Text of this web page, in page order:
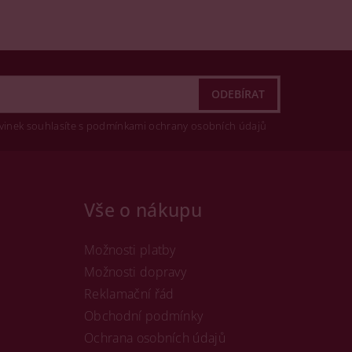
souhlasíte s podmínkami ochrany osobních údajů
Vše o nákupu
Možnosti platby
Možnosti dopravy
Reklamační řád
Obchodní podmínky
Ochrana osobních údajů